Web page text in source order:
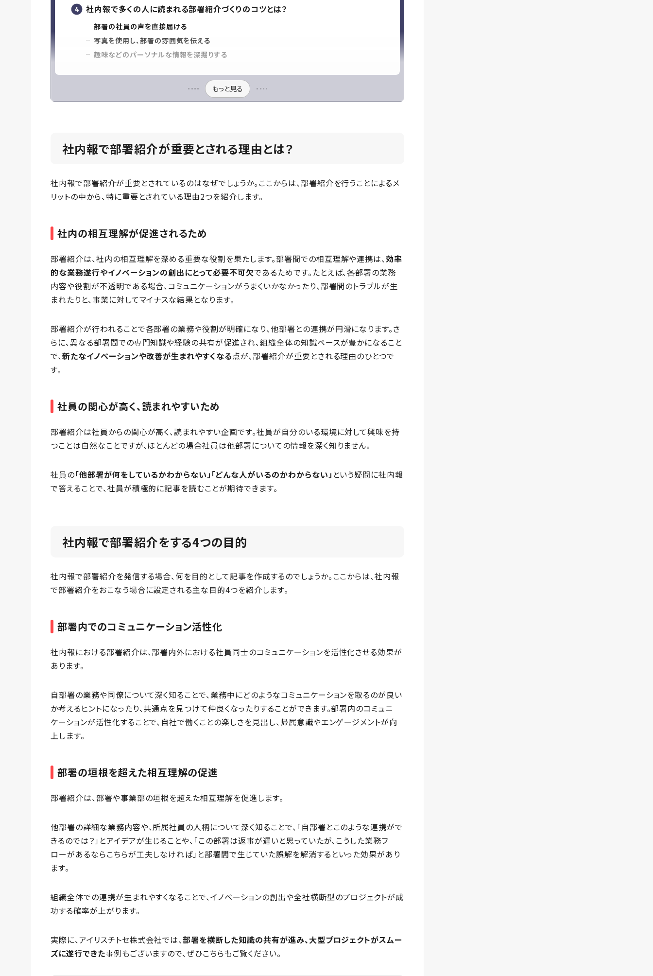
社内報で多くの人に読まれる部署紹介づくりのコツとは？
部署の社員の声を直接届ける
写真を使用し、部署の雰囲気を伝える
趣味などのパーソナルな情報を深掘りする
もっと見る
社内報で部署紹介が重要とされる理由とは？
社内報で部署紹介が重要とされているのはなぜでしょうか。ここからは、部署紹介を行うことによるメ
リットの中から、特に重要とされている理由2つを紹介します。
社内の相互理解が促進されるため
部署紹介は、社内の相互理解を深める重要な役割を果たします。部署間での相互理解や連携は、効率
的な業務遂行やイノベーションの創出にとって必要不可欠であるためです。たとえば、各部署の業務
内容や役割が不透明である場合、コミュニケーションがうまくいかなかったり、部署間のトラブルが生
まれたりと、事業に対してマイナスな結果となります。
部署紹介が行われることで各部署の業務や役割が明確になり、他部署との連携が円滑になります。さ
らに、異なる部署間での専門知識や経験の共有が促進され、組織全体の知識ベースが豊かになること
で、新たなイノベーションや改善が生まれやすくなる点が、部署紹介が重要とされる理由のひとつで
す。
社員の関心が高く、読まれやすいため
部署紹介は社員からの関心が高く、読まれやすい企画です。社員が自分のいる環境に対して興味を持
つことは自然なことですが、ほとんどの場合社員は他部署についての情報を深く知りません。
社員の「他部署が何をしているかわからない」「どんな人がいるのかわからない」 という疑問に社内報
で答えることで、社員が積極的に記事を読むことが期待できます。
社内報で部署紹介をする4つの目的
社内報で部署紹介を発信する場合、何を目的として記事を作成するのでしょうか。ここからは、社内報
で部署紹介をおこなう場合に設定される主な目的4つを紹介します。
部署内でのコミュニケーション活性化
社内報における部署紹介は、部署内外における社員同士のコミュニケーションを活性化させる効果が
あります。
自部署の業務や同僚について深く知ることで、業務中にどのようなコミュニケーションを取るのが良い
か考えるヒントになったり、共通点を見つけて仲良くなったりすることができます。部署内のコミュニ
ケーションが活性化することで、自社で働くことの楽しさを見出し、帰属意識やエンゲージメントが向
上します。
部署の垣根を超えた相互理解の促進
部署紹介は、部署や事業部の垣根を超えた相互理解を促進します。
他部署の詳細な業務内容や、所属社員の人柄について深く知ることで、「自部署とこのような連携がで
きるのでは？」とアイデアが生じることや、「この部署は返事が遅いと思っていたが、こうした業務フ
ローがあるならこちらが工夫しなければ」と部署間で生じていた誤解を解消するといった効果があり
ます。
組織全体での連携が生まれやすくなることで、イノベーションの創出や全社横断型のプロジェクトが成
功する確率が上がります。
実際に、アイリスチトセ株式会社では、部署を横断した知識の共有が進み、大型プロジェクトがスムー
ズに遂行できた事例もございますので、ぜひこちらもご覧ください。